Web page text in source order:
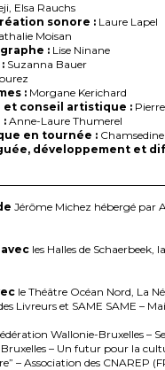
Elsa Rauchs
sonore :Laure Lapel
Moisan
:Lise Ninane
Suzanna Bauer
:Morgane Kerichard
et conseil artistique :
:Anne-Laure Thumerel
en tournée :Chamsedine
développement et
Jérôme Michez hébergé par
les Halles de Schaerbeek,
le Théâtre Océan Nord, La
Livreurs et SAME SAME –
Wallonie-Bruxelles –
– Un futur pour la
– Association des CNAREP